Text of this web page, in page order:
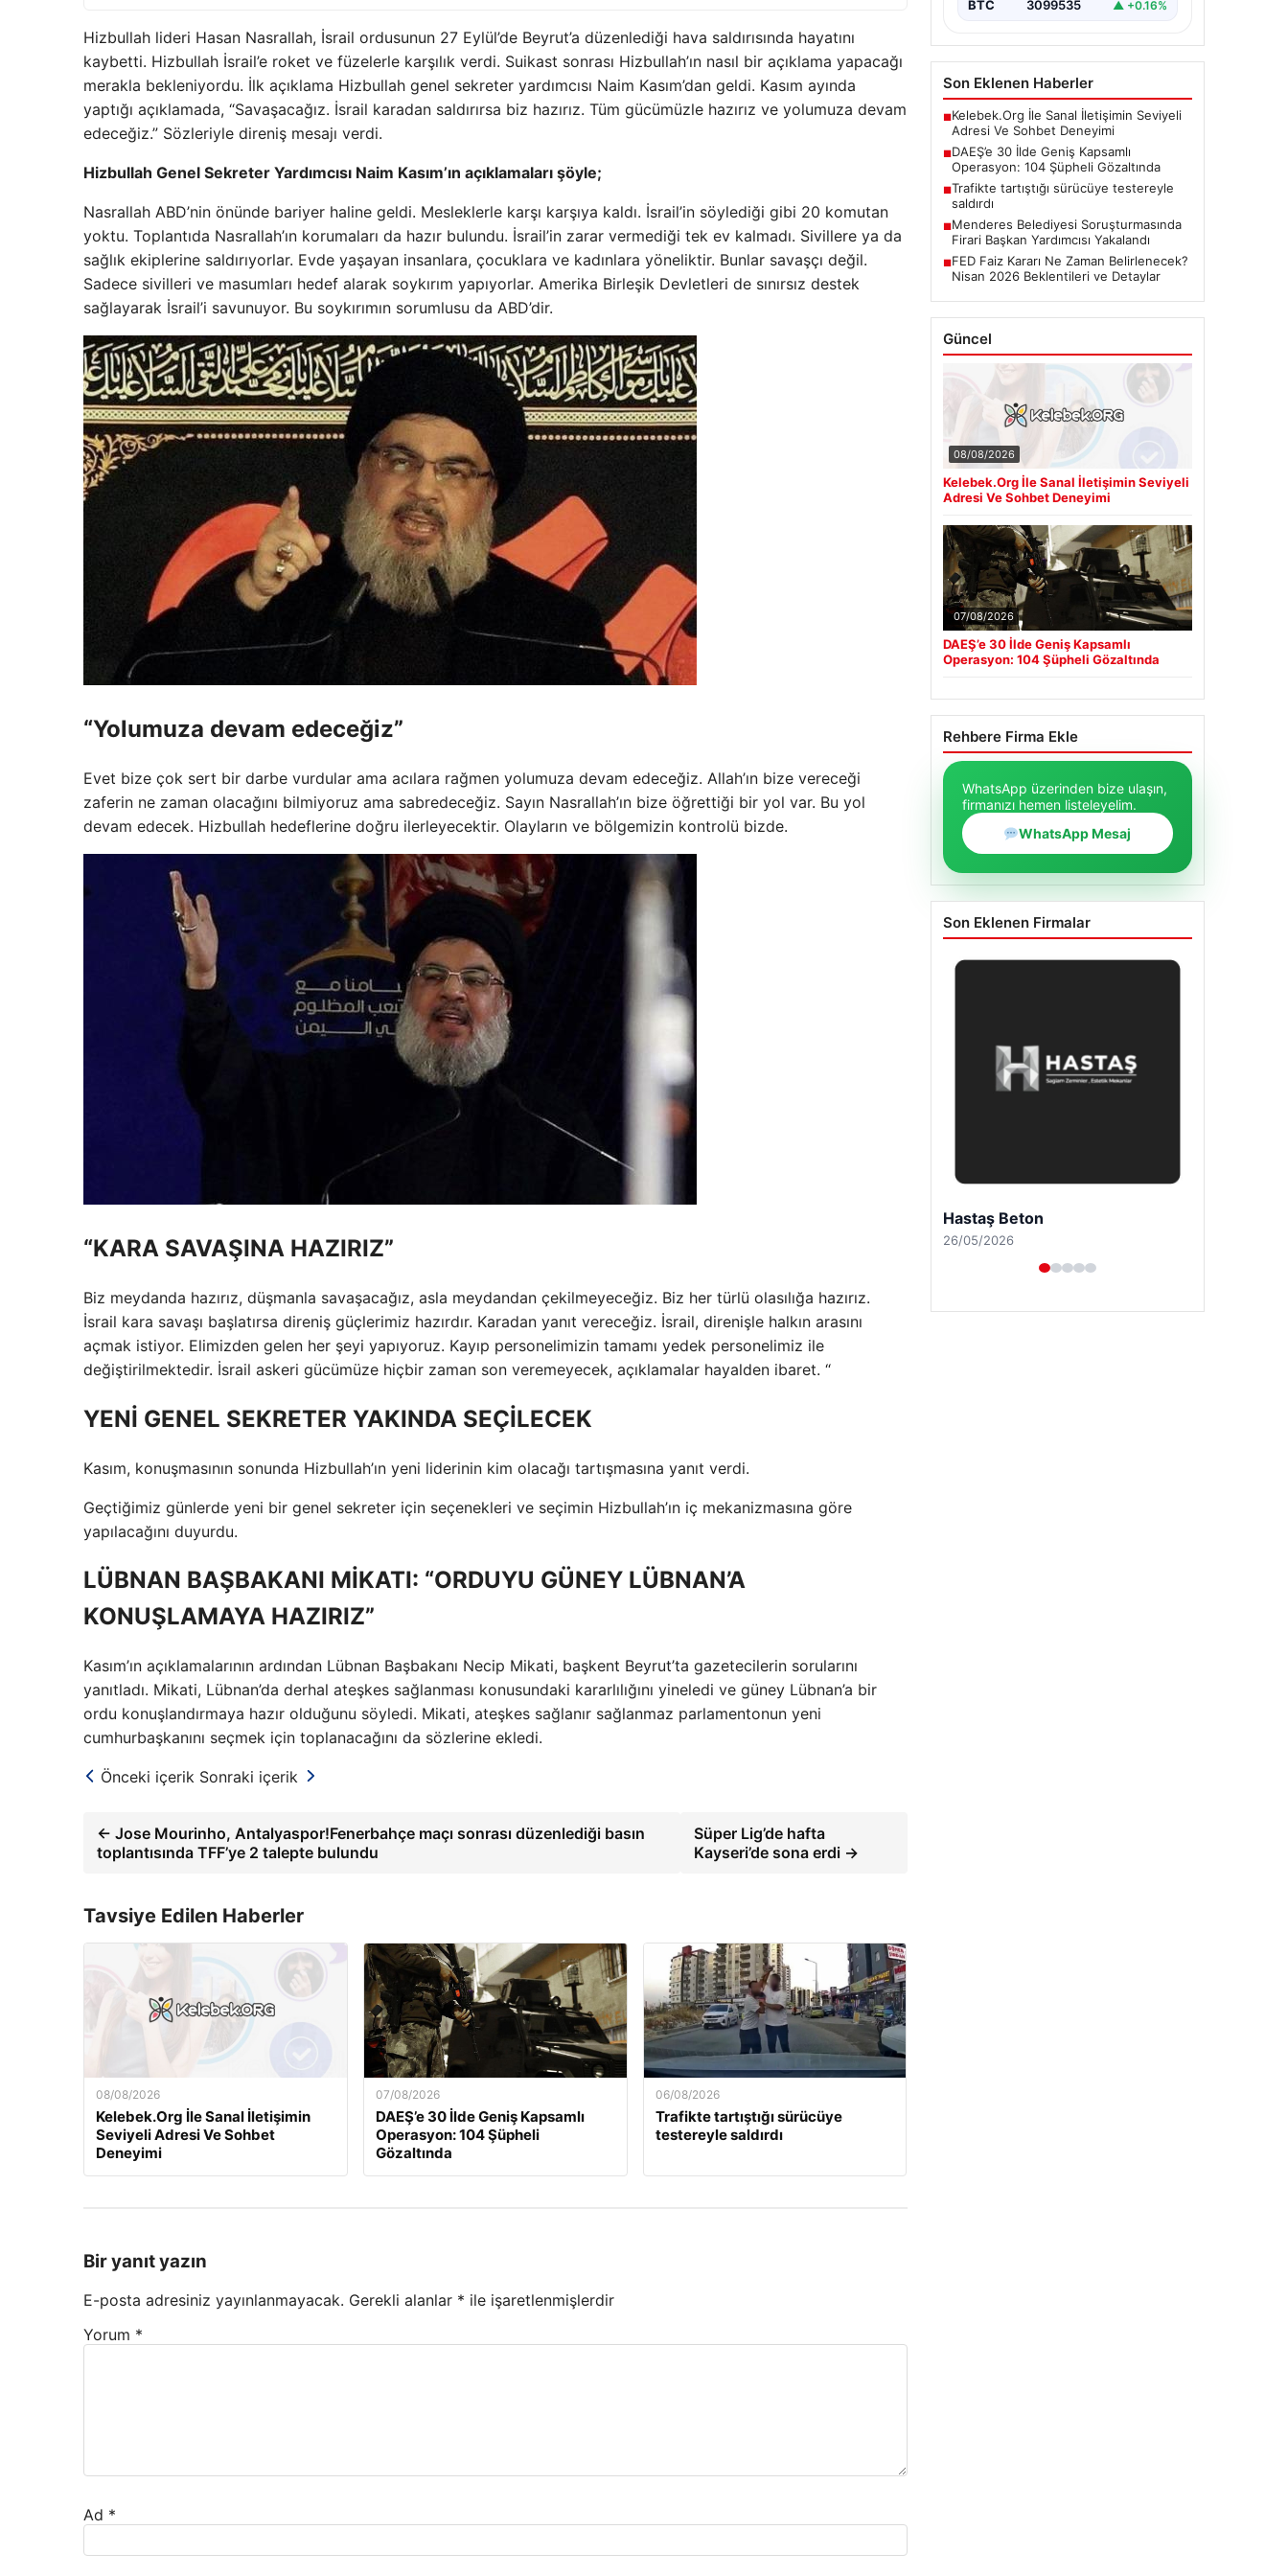
Hizbullah lideri Hasan Nasrallah, İsrail ordusunun 27 Eylül’de Beyrut’a düzenlediği hava saldırısında hayatını
kaybetti. Hizbullah İsrail’e roket ve füzelerle karşılık verdi. Suikast sonrası Hizbullah’ın nasıl bir açıklama yapacağı
merakla bekleniyordu. İlk açıklama Hizbullah genel sekreter yardımcısı Naim Kasım’dan geldi. Kasım ayında
yaptığı açıklamada, “Savaşacağız. İsrail karadan saldırırsa biz hazırız. Tüm gücümüzle hazırız ve yolumuza devam
edeceğiz.” Sözleriyle direniş mesajı verdi.
Hizbullah Genel Sekreter Yardımcısı Naim Kasım’ın açıklamaları şöyle;
Nasrallah ABD’nin önünde bariyer haline geldi. Mesleklerle karşı karşıya kaldı. İsrail’in söylediği gibi 20 komutan
yoktu. Toplantıda Nasrallah’ın korumaları da hazır bulundu. İsrail’in zarar vermediği tek ev kalmadı. Sivillere ya da
sağlık ekiplerine saldırıyorlar. Evde yaşayan insanlara, çocuklara ve kadınlara yöneliktir. Bunlar savaşçı değil.
Sadece sivilleri ve masumları hedef alarak soykırım yapıyorlar. Amerika Birleşik Devletleri de sınırsız destek
sağlayarak İsrail’i savunuyor. Bu soykırımın sorumlusu da ABD’dir.
“Yolumuza devam edeceğiz”
Evet bize çok sert bir darbe vurdular ama acılara rağmen yolumuza devam edeceğiz. Allah’ın bize vereceği
zaferin ne zaman olacağını bilmiyoruz ama sabredeceğiz. Sayın Nasrallah’ın bize öğrettiği bir yol var. Bu yol
devam edecek. Hizbullah hedeflerine doğru ilerleyecektir. Olayların ve bölgemizin kontrolü bizde.
“KARA SAVAŞINA HAZIRIZ”
Biz meydanda hazırız, düşmanla savaşacağız, asla meydandan çekilmeyeceğiz. Biz her türlü olasılığa hazırız.
İsrail kara savaşı başlatırsa direniş güçlerimiz hazırdır. Karadan yanıt vereceğiz. İsrail, direnişle halkın arasını
açmak istiyor. Elimizden gelen her şeyi yapıyoruz. Kayıp personelimizin tamamı yedek personelimiz ile
değiştirilmektedir. İsrail askeri gücümüze hiçbir zaman son veremeyecek, açıklamalar hayalden ibaret. “
YENİ GENEL SEKRETER YAKINDA SEÇİLECEK
Kasım, konuşmasının sonunda Hizbullah’ın yeni liderinin kim olacağı tartışmasına yanıt verdi.
Geçtiğimiz günlerde yeni bir genel sekreter için seçenekleri ve seçimin Hizbullah’ın iç mekanizmasına göre
yapılacağını duyurdu.
LÜBNAN BAŞBAKANI MİKATI: “ORDUYU GÜNEY LÜBNAN’A
KONUŞLAMAYA HAZIRIZ”
Kasım’ın açıklamalarının ardından Lübnan Başbakanı Necip Mikati, başkent Beyrut’ta gazetecilerin sorularını
yanıtladı. Mikati, Lübnan’da derhal ateşkes sağlanması konusundaki kararlılığını yineledi ve güney Lübnan’a bir
ordu konuşlandırmaya hazır olduğunu söyledi. Mikati, ateşkes sağlanır sağlanmaz parlamentonun yeni
cumhurbaşkanını seçmek için toplanacağını da sözlerine ekledi.
Önceki içerik Sonraki içerik
← Jose Mourinho, Antalyaspor!Fenerbahçe maçı sonrası düzenlediği basın
toplantısında TFF’ye 2 talepte bulundu
Süper Lig’de hafta
Kayseri’de sona erdi →
Tavsiye Edilen Haberler
08/08/2026
Kelebek.Org İle Sanal İletişimin
Seviyeli Adresi Ve Sohbet
Deneyimi
07/08/2026
DAEŞ’e 30 İlde Geniş Kapsamlı
Operasyon: 104 Şüpheli
Gözaltında
06/08/2026
Trafikte tartıştığı sürücüye
testereyle saldırdı
Bir yanıt yazın
E-posta adresiniz yayınlanmayacak. Gerekli alanlar * ile işaretlenmişlerdir
Yorum *
Ad *
BTC 3099535 ▲ +0.16%
Son Eklenen Haberler
■Kelebek.Org İle Sanal İletişimin Seviyeli
Adresi Ve Sohbet Deneyimi
■DAEŞ’e 30 İlde Geniş Kapsamlı
Operasyon: 104 Şüpheli Gözaltında
■Trafikte tartıştığı sürücüye testereyle
saldırdı
■Menderes Belediyesi Soruşturmasında
Firari Başkan Yardımcısı Yakalandı
■FED Faiz Kararı Ne Zaman Belirlenecek?
Nisan 2026 Beklentileri ve Detaylar
Güncel
08/08/2026
Kelebek.Org İle Sanal İletişimin Seviyeli
Adresi Ve Sohbet Deneyimi
07/08/2026
DAEŞ’e 30 İlde Geniş Kapsamlı
Operasyon: 104 Şüpheli Gözaltında
Rehbere Firma Ekle
WhatsApp üzerinden bize ulaşın,
firmanızı hemen listeleyelim.
WhatsApp Mesaj
Son Eklenen Firmalar
Enes Kaplan Avukatlık Bürosu
28/04/2026